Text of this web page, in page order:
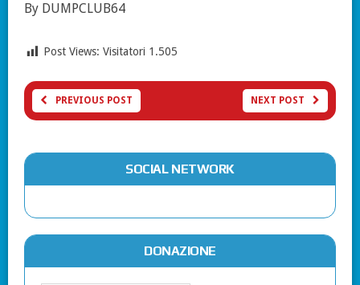
By DUMPCLUB64
Post Views: Visitatori 1.505
PREVIOUS POST NEXT POST
SOCIAL NETWORK
DONAZIONE